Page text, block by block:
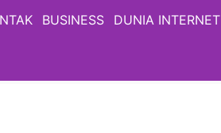
BUSINESS DUNIA INTERNET